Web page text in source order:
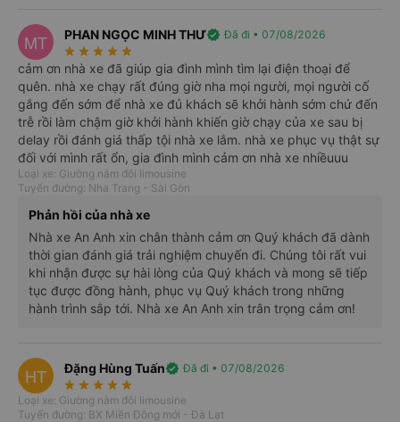
Nhà xe An Anh là một tên tuổi đáng tin cậy trong lĩnh vực vận
tải hành khách, được nhiều người lựa chọn nhờ vào dịch vụ uy
tín và chất lượng cao. Với nhiều năm kinh nghiệm, An Anh
không ngừng cải thiện và nâng cao chất lượng dịch vụ để đáp
ứng nhu cầu ngày càng cao của khách hàng. Đội ngũ lái xe
của nhà xe An Anh đều là những người có kỹ năng lái xe thành
thạo, thân thiện và luôn đặt sự an toàn của hành khách lên
hàng đầu.
MT PHAN NGỌC MINH THƯverified Đã đi • 07/08/2026
star_rate star_rate star_rate star_rate star_rate
cảm ơn nhà xe đã giúp gia đình mình tìm lại điện thoại để
quên. nhà xe chạy rất đúng giờ nha mọi người, mọi người cố
gắng đến sớm để nhà xe đủ khách sẽ khởi hành sớm chứ đến
trễ rồi làm chậm giờ khởi hành khiến giờ chạy của xe sau bị
delay rồi đánh giá thấp tội nhà xe lắm. nhà xe phục vụ thật sự
đối với mình rất ổn, gia đình mình cảm ơn nhà xe nhiềuuu
Loại xe: Giường nằm đôi limousine
Tuyến đường: Nha Trang - Sài Gòn
Phản hồi của nhà xe
Nhà xe An Anh xin chân thành cảm ơn Quý khách đã dành
thời gian đánh giá trải nghiệm chuyến đi. Chúng tôi rất vui
khi nhận được sự hài lòng của Quý khách và mong sẽ tiếp
tục được đồng hành, phục vụ Quý khách trong những
hành trình sắp tới. Nhà xe An Anh xin trân trọng cảm ơn!
HT Đặng Hùng Tuấnverified Đã đi • 07/08/2026
star_rate star_rate star_rate star_rate star_rate
Loại xe: Giường nằm đôi limousine
Tuyến đường: BX Miền Đông mới - Đà Lạt